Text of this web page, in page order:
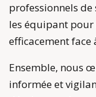
professionnels de
les équipant
efficacement
Ensemble, nous
informée et